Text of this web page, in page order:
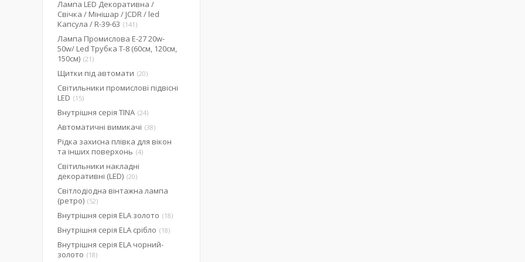
Лампа LED Декоративна /
Свічка / Мінішар / JCDR / led
Капсула / R-39-63
141
Лампа Промислова Е-27 20w-
50w/ Led Трубка Т-8 (60см, 120см,
150см) 21
Щитки під автомати 20
Світильники промислові підвісні
LED
15
Внутрішня серія TINA 24
Автоматичні вимикачі 38
Рідка захисна плівка для вікон
та інших поверхонь 4
Світильники накладні
декоративні (LED) 20
Світлодіодна вінтажна лампа
(ретро) 52
Внутрішня серія ELA золото 18
Внутрішня серія ELA срібло 18
Внутрішня серія ELA чорний-
золото
18